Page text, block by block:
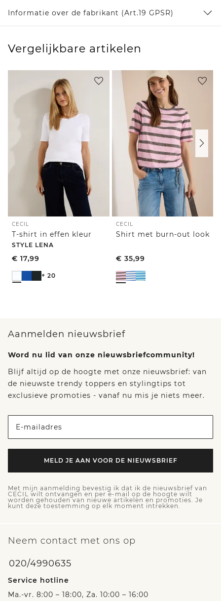
Informatie over de fabrikant (Art.19 GPSR)
Vergelijkbare artikelen
CECIL
T-shirt in effen kleur
STYLE LENA
€ 17,99
+ 20
CECIL
Shirt met burn-out look
€ 35,99
Aanmelden nieuwsbrief
Word nu lid van onze nieuwsbriefcommunity!
Blijf altijd op de hoogte met onze nieuwsbrief: van
de nieuwste trendy toppers en stylingtips tot
exclusieve promoties - vanaf nu mis je niets meer.
E-mailadres
MELD JE AAN VOOR DE NIEUWSBRIEF
Met mijn aanmelding bevestig ik dat ik de nieuwsbrief van
CECIL wilt ontvangen en per e-mail op de hoogte wilt
worden gehouden van nieuwe artikelen en promoties. Je
kunt deze toestemming op elk moment intrekken.
Neem contact met ons op
020/4990635
Service hotline
Ma.-vr. 8:00 – 18:00, Za. 10:00 – 16:00